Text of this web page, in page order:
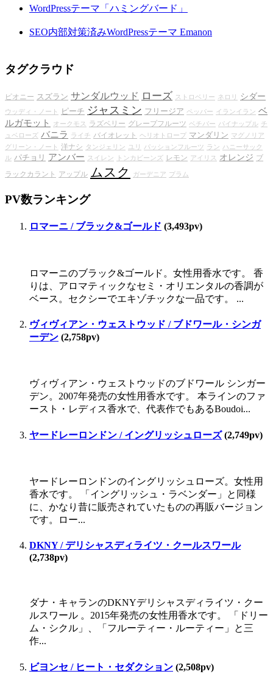
WordPressテーマ「ハミングバード」
SEO内部対策済みWordPressテーマ Emanon
タグクラウド
ピオニー スズラン サンダルウッド ローズ ストロベリー ネロリ シダー
ウッディ・ノート ピーチ ジャスミン フリージア ペッパー イランイラン ベ
ルガモット
オークモス ラズベリー グレープフルーツ ベチバー パイナップル チ
ュベローズ バニラ ライチ バイオレット ヘリオトロープ マンダリン マグノリア
グリーン・ノート
洋ナシ タンジェリン ユリ パッションフルーツ ラン ハニーサック
ル パチョリ アンバー スイレン トンカビーンズ レモン アイリス オレンジ ブ
ラックカラント アップル ムスク ガーデニア プラム
PV数ランキング
ロマーニ / ブラック&ゴールド (3,493pv)
ロマーニのブラック&ゴールド。女性用香水です。 香
りは、アロマティックなセミ・オリエンタルの香調が
ベース。セクシーでエキゾチックな一品です。 ...
ヴィヴィアン・ウェストウッド / ブドワール・シンガ
ーデン (2,758pv)
ヴィヴィアン・ウェストウッドのブドワール シンガー
デン。2007年発売の女性用香水です。 本ラインのファ
ースト・レディス香水で、代表作でもあるBoudoi...
ヤードレーロンドン / イングリッシュローズ(2,749pv)
ヤードレーロンドンのイングリッシュローズ。女性用
香水です。 「イングリッシュ・ラベンダー」と同様
に、かなり昔に販売されていたものの再販バージョン
です。ロー...
DKNY / デリシャスディライツ・クールスワール
(2,738pv)
ダナ・キャランのDKNYデリシャスディライツ・クー
ルスワール 。2015年発売の女性用香水です。 「ドリー
ム・シクル」、「フルーティー・ルーティー」と三
作...
ビヨンセ / ヒート・セダクション (2,508pv)